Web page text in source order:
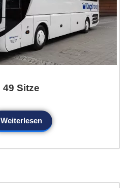
49 Sitze
Weiterlesen